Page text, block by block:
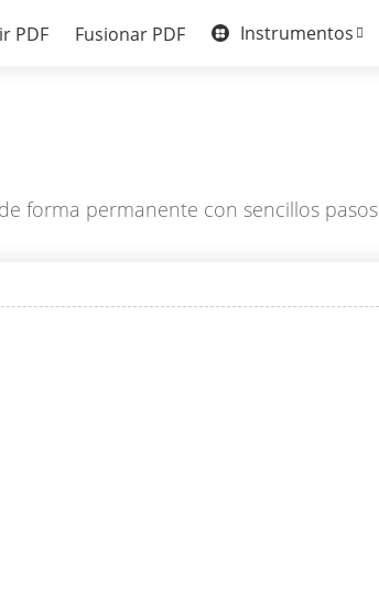
PDF Fusionar PDF Instrumentos
forma permanente con sencillos pasos